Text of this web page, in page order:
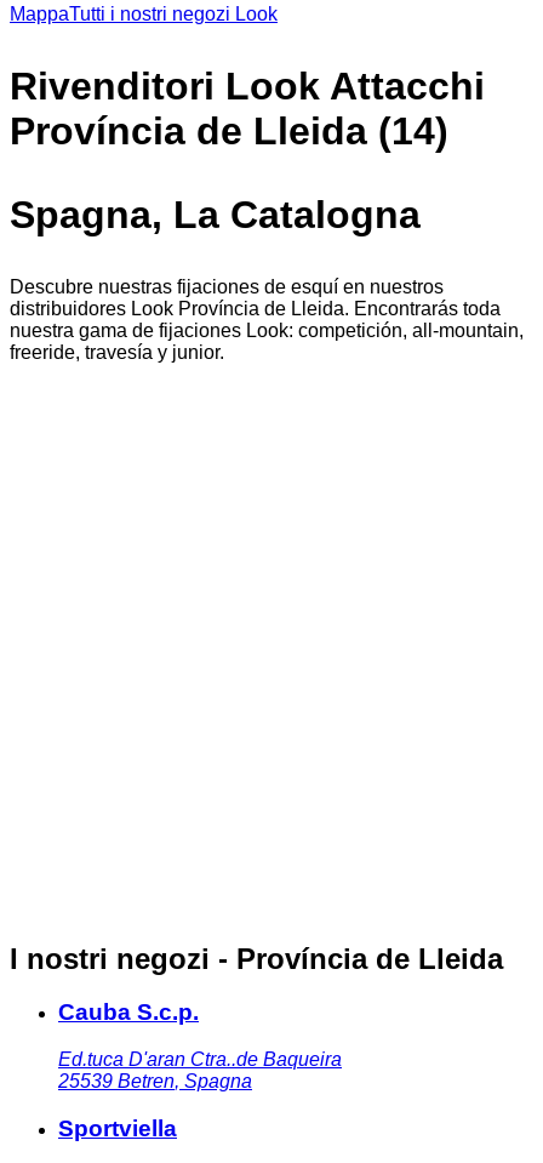
MappaTutti i nostri negozi Look
Rivenditori Look Attacchi
Província de Lleida (14)
Spagna, La Catalogna
Descubre nuestras fijaciones de esquí en nuestros
distribuidores Look Província de Lleida. Encontrarás toda
nuestra gama de fijaciones Look: competición, all-mountain,
freeride, travesía y junior.
I nostri negozi - Província de Lleida
Cauba S.c.p.
Ed.tuca D'aran Ctra..de Baqueira
25539 Betren, Spagna
Sportviella